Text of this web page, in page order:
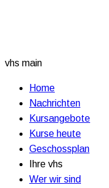
vhs main
Home
Nachrichten
Kursangebote
Kurse heute
Geschossplan
Ihre vhs
Wer wir sind